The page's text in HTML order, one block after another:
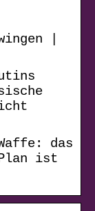
|
das
ist